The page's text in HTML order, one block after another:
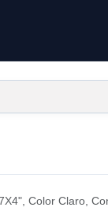
Color Claro,